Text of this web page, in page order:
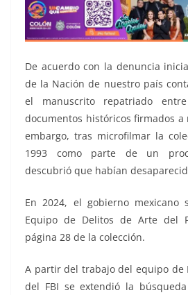
De acuerdo con la denuncia
de la Nación de nuestro país
el manuscrito repatriado
documentos históricos firmados a
embargo, tras microfilmar la
1993 como parte de un
descubrió que habían
En 2024, el gobierno mexicano
Equipo de Delitos de Arte del
página 28 de la colección.
A partir del trabajo del equipo de
del FBI se extendió la